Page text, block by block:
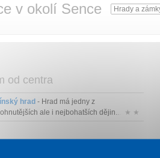
v okolí Sence
od centra
hrad - Hrad má jedny z
ale i nejbohatších dějin...
★ ★